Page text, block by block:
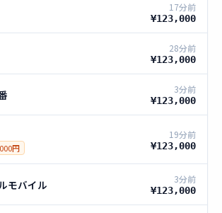
17分前
¥123,000
28分前
¥123,000
3分前
¥123,000
円
19分前
¥123,000
モバイル 3分前
¥123,000